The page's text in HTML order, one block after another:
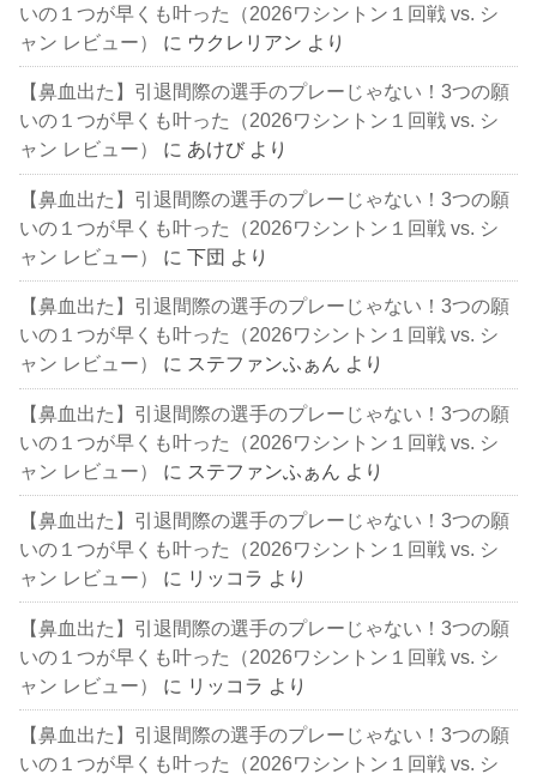
いの１つが早くも叶った（2026ワシントン１回戦 vs. シ
ャン レビュー）
に ウクレリアン より
【鼻血出た】引退間際の選手のプレーじゃない！3つの願
いの１つが早くも叶った（2026ワシントン１回戦 vs. シ
ャン レビュー）
に あけび より
【鼻血出た】引退間際の選手のプレーじゃない！3つの願
いの１つが早くも叶った（2026ワシントン１回戦 vs. シ
ャン レビュー）
に下団 より
【鼻血出た】引退間際の選手のプレーじゃない！3つの願
いの１つが早くも叶った（2026ワシントン１回戦 vs. シ
ャン レビュー）
に ステファンふぁん より
【鼻血出た】引退間際の選手のプレーじゃない！3つの願
いの１つが早くも叶った（2026ワシントン１回戦 vs. シ
ャン レビュー）
に ステファンふぁん より
【鼻血出た】引退間際の選手のプレーじゃない！3つの願
いの１つが早くも叶った（2026ワシントン１回戦 vs. シ
ャン レビュー）
に リッコラ より
【鼻血出た】引退間際の選手のプレーじゃない！3つの願
いの１つが早くも叶った（2026ワシントン１回戦 vs. シ
ャン レビュー）
に リッコラ より
【鼻血出た】引退間際の選手のプレーじゃない！3つの願
いの１つが早くも叶った（2026ワシントン１回戦 vs. シ